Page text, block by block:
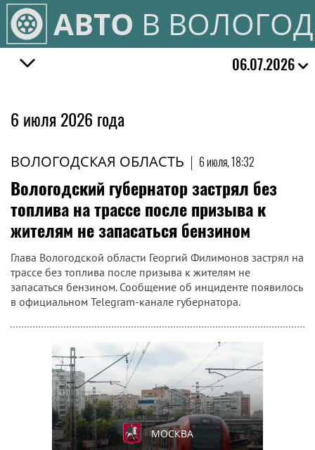
АВТО В
06.07.2026
6 июля 2026 года
ВОЛОГОДСКАЯ ОБЛАСТЬ | 6 июля, 18:32
Вологодский губернатор застрял без
топлива на трассе после призыва к
жителям не запасаться бензином
Глава Вологодской области Георгий Филимонов застрял на
трассе без топлива после призыва к жителям не
запасаться бензином. Сообщение об инциденте появилось
в официальном Telegram-канале губернатора.
МОСКВА